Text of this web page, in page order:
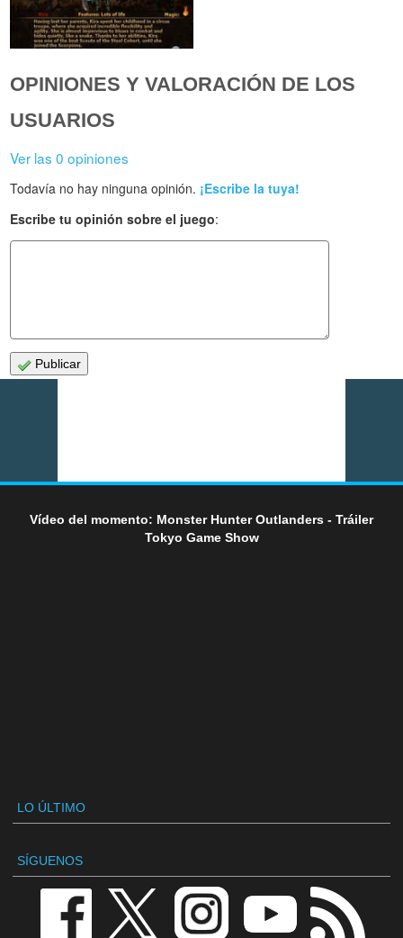
OPINIONES Y VALORACIÓN DE LOS
USUARIOS
Ver las 0 opiniones
Todavía no hay ninguna opinión. ¡Escribe la tuya!
Escribe tu opinión sobre el juego:
Publicar
Vídeo del momento: Monster Hunter Outlanders - Tráiler
Tokyo Game Show
LO ÚLTIMO
SÍGUENOS